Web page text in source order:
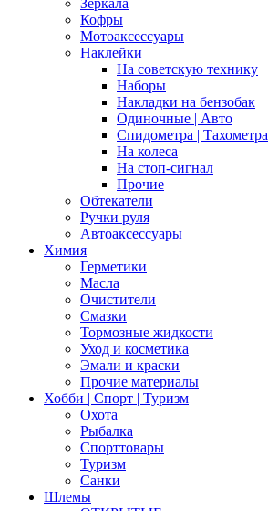
Зеркала
Кофры
Мотоаксессуары
Наклейки
На советскую технику
Наборы
Накладки на бензобак
Одиночные | Авто
Спидометра | Тахометра
На колеса
На стоп-сигнал
Прочие
Обтекатели
Ручки руля
Автоаксессуары
Химия
Герметики
Масла
Очистители
Смазки
Тормозные жидкости
Уход и косметика
Эмали и краски
Прочие материалы
Хобби | Cпорт | Туризм
Охота
Рыбалка
Спорттовары
Туризм
Санки
Шлемы